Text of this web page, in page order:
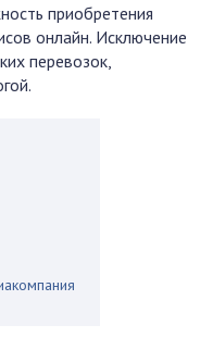
приобретения
онлайн. Исключение
перевозок,